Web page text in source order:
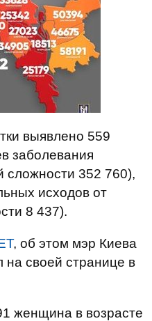
выявлено 559
заболевания
сложности 352 760),
исходов от
8 437).
, об этом мэр Киева
на своей странице в
женщина в возрасте